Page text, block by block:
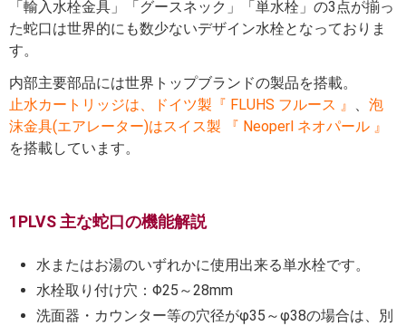
「輸入水栓金具」「グースネック」「単水栓」の3点が揃っ
た蛇口は世界的にも数少ないデザイン水栓となっておりま
す。
内部主要部品には世界トップブランドの製品を搭載。
止水カートリッジは、ドイツ製『 FLUHS フルース 』 、 泡
沫金具(エアレーター)はスイス製 『 Neoperl ネオパール 』
を搭載しています。
1PLVS 主な蛇口の機能解説
水またはお湯のいずれかに使用出来る単水栓です。
水栓取り付け穴：Φ25～28mm
洗面器・カウンター等の穴径がφ35～φ38の場合は、別